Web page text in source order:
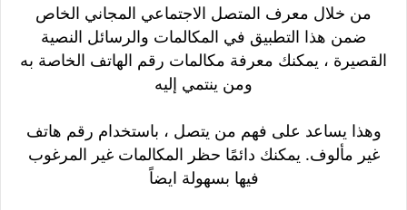
من خلال معرف المتصل الاجتماعي المجاني الخاص
ضمن هذا التطبيق في المكالمات والرسائل النصية
القصيرة ، يمكنك معرفة مكالمات رقم الهاتف الخاصة به
ومن ينتمي إليه
وهذا يساعد على فهم من يتصل ، باستخدام رقم هاتف
غير مألوف. يمكنك دائمًا حظر المكالمات غير المرغوب
فيها بسهولة ايضاً